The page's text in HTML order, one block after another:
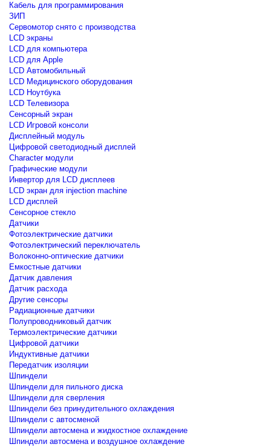
Кабель для программирования
ЗИП
Сервомотор снято с производства
LCD экраны
LCD для компьютера
LCD для Apple
LCD Автомобильный
LCD Медицинского оборудования
LCD Ноутбука
LCD Телевизора
Сенсорный экран
LCD Игровой консоли
Дисплейный модуль
Цифровой светодиодный дисплей
Сharacter модули
Графические модули
Инвертор для LCD дисплеев
LCD экран для injection machine
LCD дисплей
Сенсорное стекло
Датчики
Фотоэлектрические датчики
Фотоэлектрический переключатель
Волоконно-оптические датчики
Емкостные датчики
Датчик давления
Датчик расхода
Другие сенсоры
Радиационные датчики
Полупроводниковый датчик
Термоэлектрические датчики
Цифровой датчики
Индуктивные датчики
Передатчик изоляции
Шпиндели
Шпиндели для пильного диска
Шпиндели для сверления
Шпиндели без принудительного охлаждения
Шпиндели с автосменой
Шпиндели автосмена и жидкостное охлаждение
Шпиндели автосмена и воздушное охлаждение